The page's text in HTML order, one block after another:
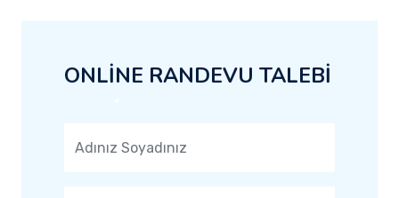
ONLİNE RANDEVU TALEBİ